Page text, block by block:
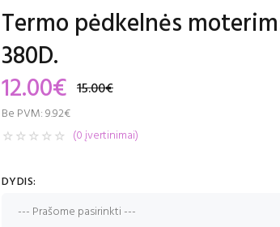
Termo pėdkelnės
380D.
12.00€ 15.00€
Be PVM:9.92€
(0 įvertinimai)
DYDIS: